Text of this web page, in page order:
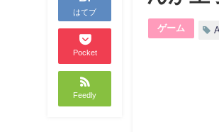
はてブ
Pocket
Feedly
ゲーム